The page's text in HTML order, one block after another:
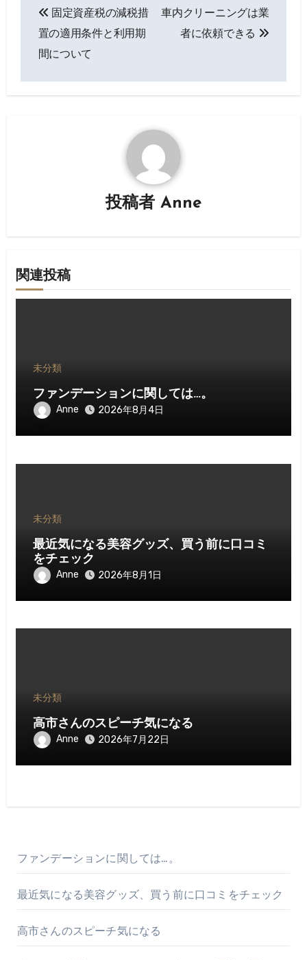
稿
ナ
ビ
固定資産税の減税措
置の適用条件と利用期
間について
車内クリーニングは業
者に依頼できる
投稿者 Anne
関連投稿
未分類
ファンデーションに関しては…。
Anne 2026年8月4日
未分類
最近気になる美容グッズ、買う前に口コミ
をチェック
Anne 2026年8月1日
未分類
高市さんのスピーチ気になる
Anne 2026年7月22日
ファンデーションに関しては…。
最近気になる美容グッズ、買う前に口コミをチェック
高市さんのスピーチ気になる